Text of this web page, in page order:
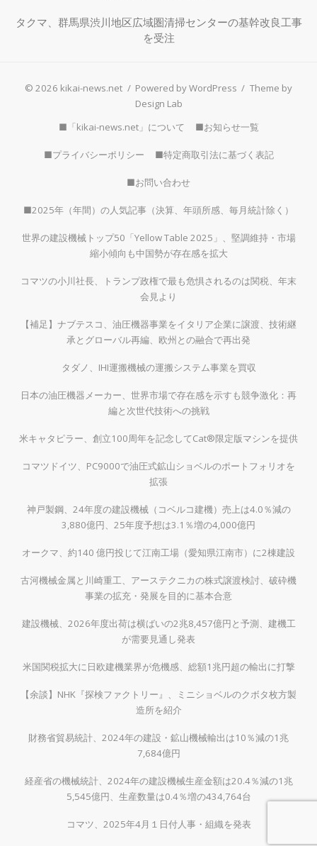
タクマ、群馬県渋川地区広域圏清掃センターの基幹改良工事
を受注
© 2026 kikai-news.net / Powered by WordPress / Theme by
Design Lab
■「kikai-news.net」について
■お知らせ一覧
■プライバシーポリシー ■特定商取引法に基づく表記
■お問い合わせ
■2025年（年間）の人気記事（決算、年頭所感、毎月統計除く）
世界の建設機械トップ50「Yellow Table 2025」、堅調維持・市場
縮小傾向も中国勢が存在感を拡大
コマツの小川社長、トランプ政権で最も危惧されるのは関税、年末
会見より
【補足】ナブテスコ、油圧機器事業をイタリア企業に譲渡、技術継
承とグローバル再編、欧州との融合で再出発
タダノ、IHI運搬機械の運搬システム事業を買収
日本の油圧機器メーカー、世界市場で存在感を示すも競争激化：再
編と次世代技術への挑戦
米キャタピラー、創立100周年を記念してCat®限定版マシンを提供
コマツドイツ、PC9000で油圧式鉱山ショベルのポートフォリオを
拡張
神戸製鋼、24年度の建設機械（コベルコ建機）売上は4.0％減の
3,880億円、25年度予想は3.1％増の4,000億円
オークマ、約140 億円投じて江南工場（愛知県江南市）に2棟建設
古河機械金属と川崎重工、アーステクニカの株式譲渡検討、破砕機
事業の拡充・発展を目的に基本合意
建設機械、2026年度出荷は横ばいの2兆8,457億円と予測、建機工
が需要見通し発表
米国関税拡大に日欧建機業界が危機感、総額1兆円超の輸出に打撃
【余談】NHK『探検ファクトリー』、ミニショベルのクボタ枚方製
造所を紹介
財務省貿易統計、2024年の建設・鉱山機械輸出は10％減の1兆
7,684億円
経産省の機械統計、2024年の建設機械生産金額は20.4％減の1兆
5,545億円、生産数量は0.4％増の434,764台
コマツ、2025年4月１日付人事・組織を発表